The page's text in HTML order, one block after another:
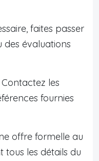
faites passer
des évaluations
Contactez les
fournies
offre formelle au
tous les détails du